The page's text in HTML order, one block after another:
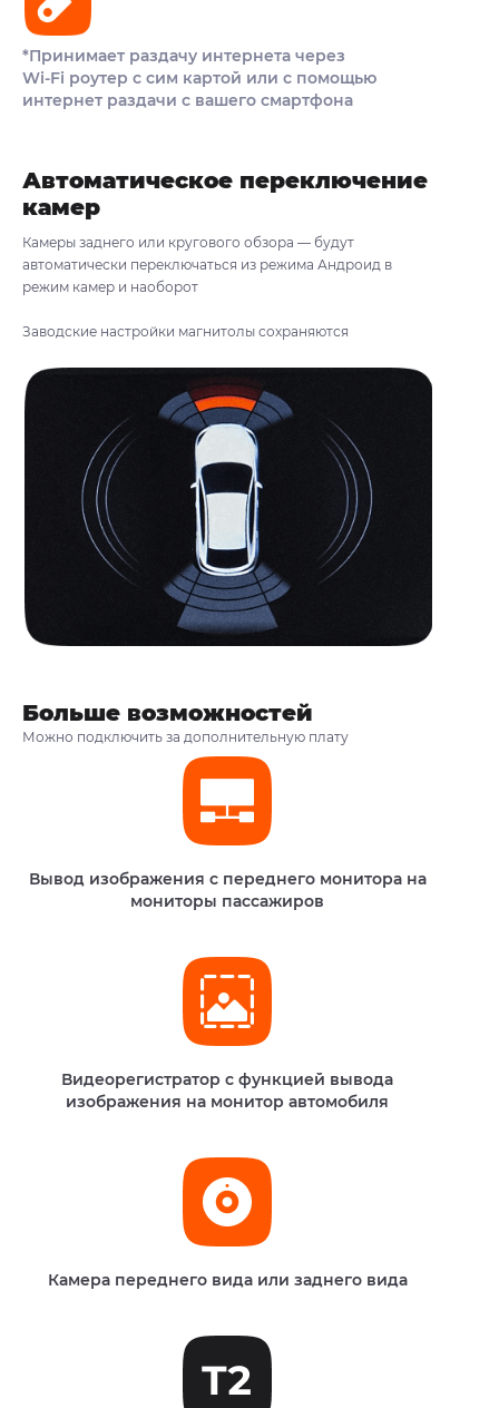
*Принимает раздачу интернета через
Wi-Fi роутер с сим картой или с помощью
интернет раздачи с вашего смартфона
Автоматическое переключение
камер
Камеры заднего или кругового обзора — будут
автоматически переключаться из режима Андроид в
режим камер и наоборот
Заводские настройки магнитолы сохраняются
Больше возможностей
Можно подключить за дополнительную плату
Вывод изображения с переднего монитора на
мониторы пассажиров
Видеорегистратор с функцией вывода
изображения на монитор автомобиля
Камера переднего вида или заднего вида